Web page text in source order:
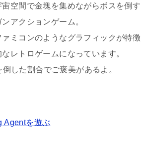
宙空間で金塊を集めながらボスを倒す
ンアクションゲーム。
ァミコンのようなグラフィックが特徴
なレトロゲームになっています。
した割合でご褒美があるよ。
Agentを遊ぶ